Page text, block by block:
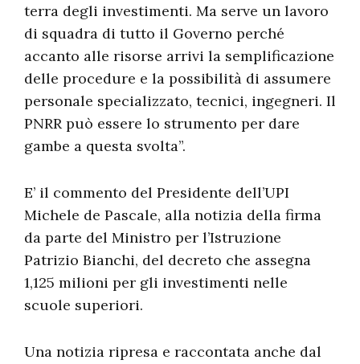
terra degli investimenti. Ma serve un lavoro
di squadra di tutto il Governo perché
accanto alle risorse arrivi la semplificazione
delle procedure e la possibilità di assumere
personale specializzato, tecnici, ingegneri. Il
PNRR può essere lo strumento per dare
gambe a questa svolta”.
E’ il commento del Presidente dell’UPI
Michele de Pascale, alla notizia della firma
da parte del Ministro per l’Istruzione
Patrizio Bianchi, del decreto che assegna
1,125 milioni per gli investimenti nelle
scuole superiori.
Una notizia ripresa e raccontata anche dal